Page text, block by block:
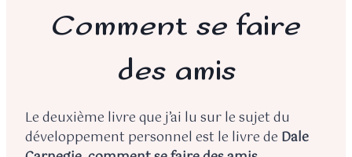
Comment se faire
des amis
Le deuxième livre que j’ai lu sur le sujet du
développement personnel est le livre de Dale